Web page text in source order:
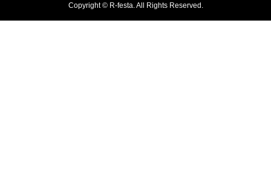
Copyright ©R-festa. All Rights Reserved.